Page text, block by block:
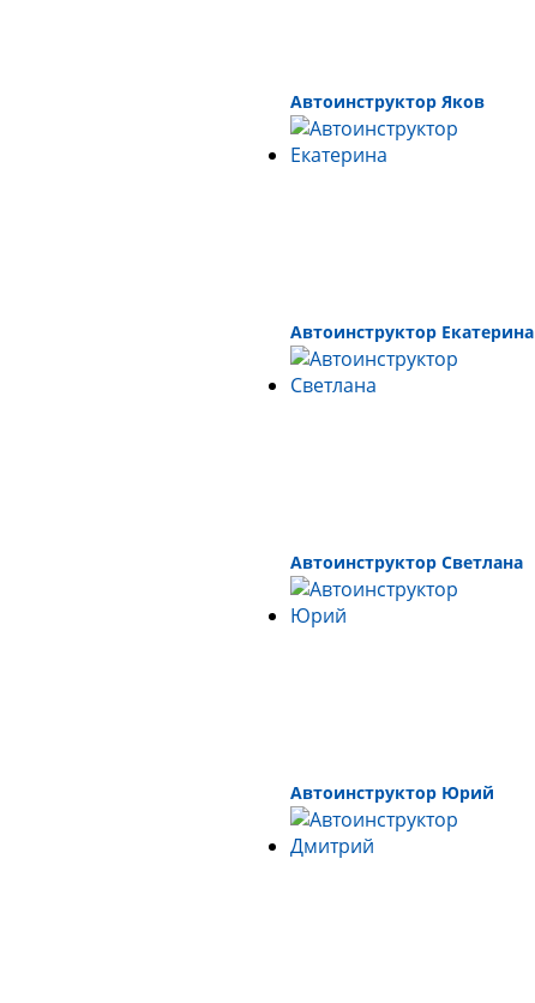
Автоинструктор Яков
Автоинструктор Екатерина
Автоинструктор Светлана
Автоинструктор Юрий